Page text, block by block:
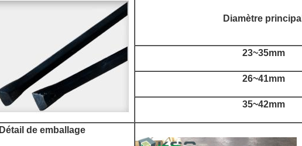
Diamètre principal
23~35mm
26~41mm
35~42mm
Détail de emballage